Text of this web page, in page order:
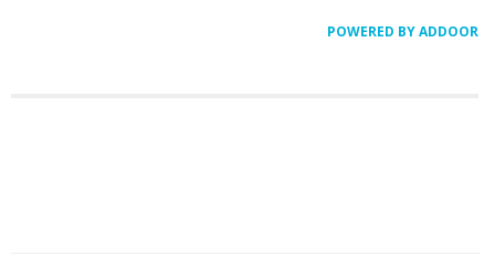
POWERED BY ADDOOR